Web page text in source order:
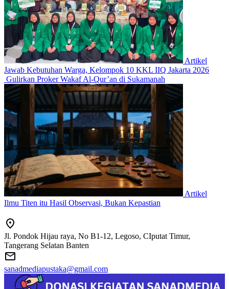
Artikel
Jawab Kebutuhan Warga, Kelompok 10 KKL IIQ Jakarta 2026
Gulirkan Proker Wakaf Al-Qur’an di Sukamanah
Artikel
Ilmu Titen itu Hasil Observasi, Bukan Kepastian
Jl. Pondok Hijau raya, No B1-12, Legoso, CIputat Timur,
Tangerang Selatan Banten
sanadmediapustaka@gmail.com